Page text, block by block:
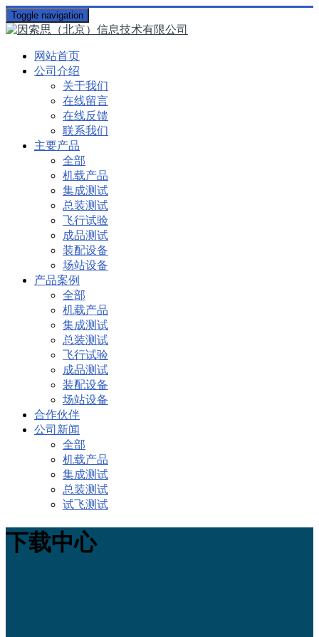
Toggle navigation
网站首页
公司介绍
关于我们
在线留言
在线反馈
联系我们
主要产品
全部
机载产品
集成测试
总装测试
飞行试验
成品测试
装配设备
场站设备
产品案例
全部
机载产品
集成测试
总装测试
飞行试验
成品测试
装配设备
场站设备
合作伙伴
公司新闻
全部
机载产品
集成测试
总装测试
试飞测试
下载中心